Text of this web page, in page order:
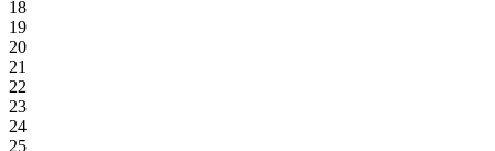
18
19
20
21
22
23
24
25